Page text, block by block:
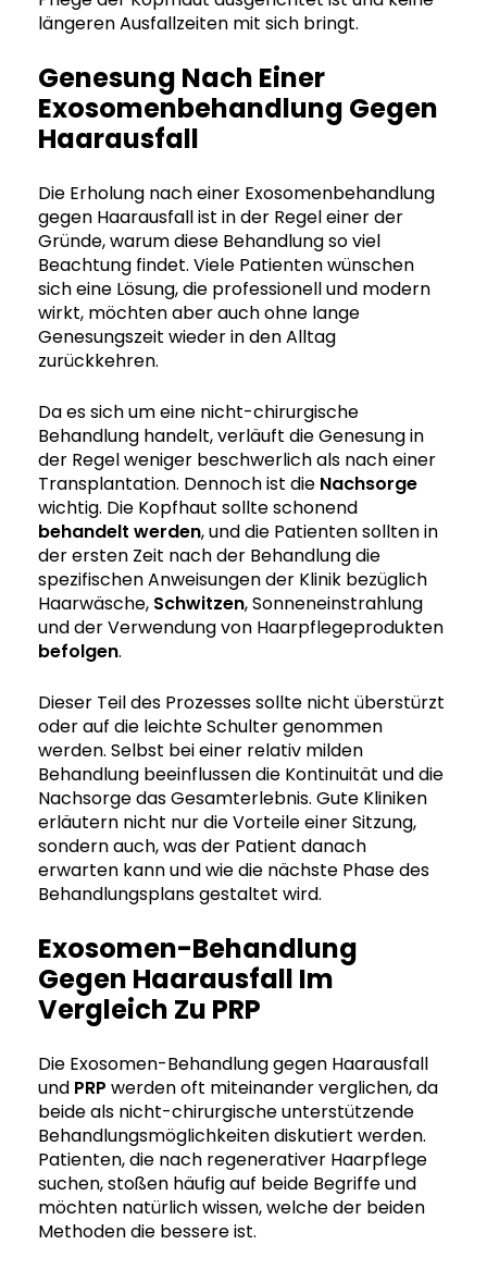
längeren Ausfallzeiten mit sich bringt.
Genesung Nach Einer
Exosomenbehandlung Gegen
Haarausfall
Die Erholung nach einer Exosomenbehandlung
gegen Haarausfall ist in der Regel einer der
Gründe, warum diese Behandlung so viel
Beachtung findet. Viele Patienten wünschen
sich eine Lösung, die professionell und modern
wirkt, möchten aber auch ohne lange
Genesungszeit wieder in den Alltag
zurückkehren.
Da es sich um eine nicht-chirurgische
Behandlung handelt, verläuft die Genesung in
der Regel weniger beschwerlich als nach einer
Transplantation. Dennoch ist die Nachsorge
wichtig. Die Kopfhaut sollte schonend
behandelt werden, und die Patienten sollten in
der ersten Zeit nach der Behandlung die
spezifischen Anweisungen der Klinik bezüglich
Haarwäsche, Schwitzen, Sonneneinstrahlung
und der Verwendung von Haarpflegeprodukten
befolgen.
Dieser Teil des Prozesses sollte nicht überstürzt
oder auf die leichte Schulter genommen
werden. Selbst bei einer relativ milden
Behandlung beeinflussen die Kontinuität und die
Nachsorge das Gesamterlebnis. Gute Kliniken
erläutern nicht nur die Vorteile einer Sitzung,
sondern auch, was der Patient danach
erwarten kann und wie die nächste Phase des
Behandlungsplans gestaltet wird.
Exosomen-Behandlung
Gegen Haarausfall Im
Vergleich Zu PRP
Die Exosomen-Behandlung gegen Haarausfall
und PRP werden oft miteinander verglichen, da
beide als nicht-chirurgische unterstützende
Behandlungsmöglichkeiten diskutiert werden.
Patienten, die nach regenerativer Haarpflege
suchen, stoßen häufig auf beide Begriffe und
möchten natürlich wissen, welche der beiden
Methoden die bessere ist.